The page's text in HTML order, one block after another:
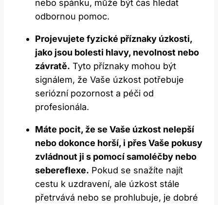
nebo spánku, může být čas hledat
odbornou pomoc.
Projevujete fyzické příznaky úzkosti,
jako jsou bolesti hlavy, nevolnost nebo
závratě. Tyto příznaky mohou být
signálem, že Vaše úzkost potřebuje
seriózní pozornost a péči od
profesionála.
Máte pocit, že se Vaše úzkost nelepší
nebo dokonce horší, i přes Vaše pokusy
zvládnout ji s pomocí samoléčby nebo
sebereflexe. Pokud se snažíte najít
cestu k uzdravení, ale úzkost stále
přetrvává nebo se prohlubuje, je dobré